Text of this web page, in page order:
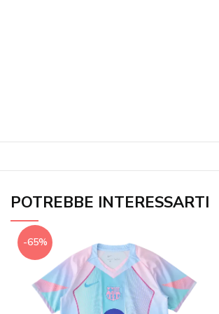
POTREBBE INTERESSARTI
-65%